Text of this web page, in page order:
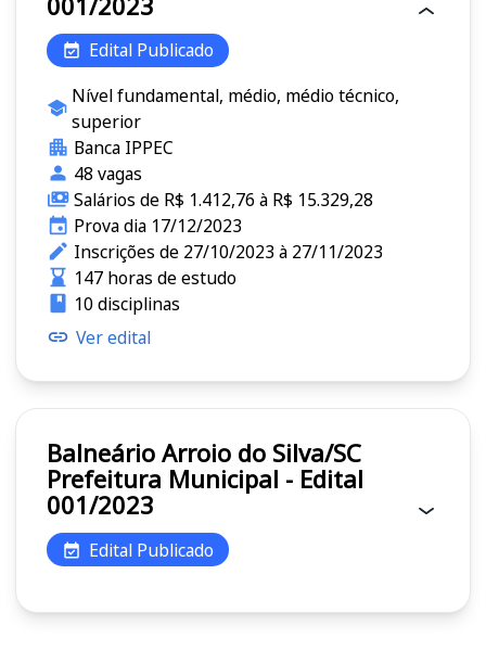
Edital Publicado
Nível fundamental, médio, médio técnico,
superior
Banca IPPEC
48 vagas
Salários de R$ 1.412,76 à R$ 15.329,28
Prova dia 17/12/2023
Inscrições de 27/10/2023 à 27/11/2023
147 horas de estudo
10 disciplinas
Ver edital
Balneário Arroio do Silva/SC
Prefeitura Municipal - Edital
001/2023
Edital Publicado